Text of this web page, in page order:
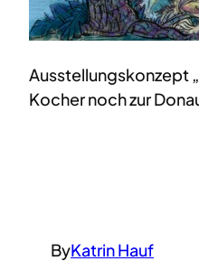
Ausstellungskonzept
Kocher noch zur
ByKatrin Hauf